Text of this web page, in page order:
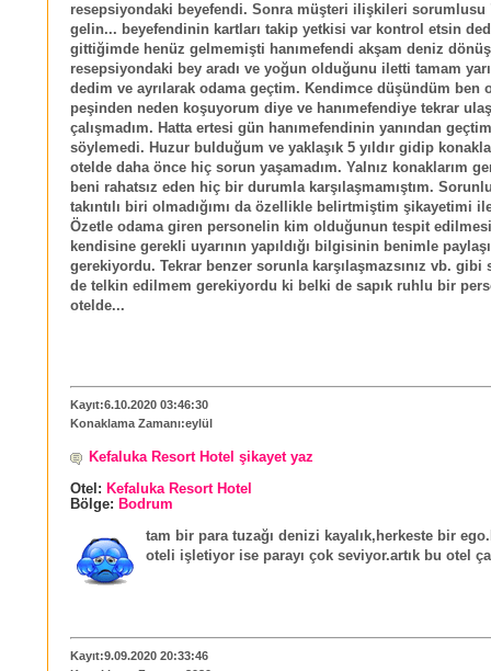
resepsiyondaki beyefendi. Sonra müşteri ilişkileri sorumlusu
gelin... beyefendinin kartları takip yetkisi var kontrol etsin
gittiğimde henüz gelmemişti hanımefendi akşam deniz
resepsiyondaki bey aradı ve yoğun olduğunu iletti tamam
dedim ve ayrılarak odama geçtim. Kendimce düşündüm ben
peşinden neden koşuyorum diye ve hanımefendiye tekrar
çalışmadım. Hatta ertesi gün hanımefendinin yanından
söylemedi. Huzur bulduğum ve yaklaşık 5 yıldır gidip
otelde daha önce hiç sorun yaşamadım. Yalnız konaklarım
beni rahatsız eden hiç bir durumla karşılaşmamıştım.
takıntılı biri olmadığımı da özellikle belirtmiştim şikayetimi
Özetle odama giren personelin kim olduğunun tespit
kendisine gerekli uyarının yapıldığı bilgisinin benimle
gerekiyordu. Tekrar benzer sorunla karşılaşmazsınız vb. gibi
de telkin edilmem gerekiyordu ki belki de sapık ruhlu bir
otelde...
Kayıt:6.10.2020 03:46:30
Konaklama Zamanı:eylül
Kefaluka Resort Hotel şikayet yaz
Otel: Kefaluka Resort Hotel
Bölge: Bodrum
tam bir para tuzağı denizi kayalık,herkeste bir
oteli işletiyor ise parayı çok seviyor.artık bu otel
Kayıt:9.09.2020 20:33:46